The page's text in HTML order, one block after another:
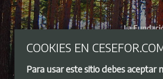
COOKIES EN
Para usar este sitio debes aceptar